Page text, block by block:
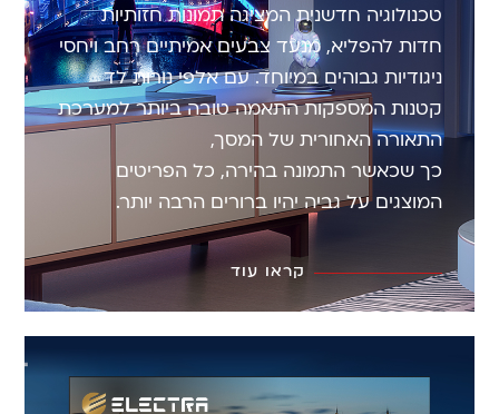
טכנולוגיה חדשנית המציגה תמונות חזותיות
חדות להפליא, מנעד צבעים אמיתיים רחב ויחסי
ניגודיות גבוהים במיוחד. עם אלפי נורות לד
קטנות המספקות התאמה טובה ביותר למערכת
התאורה האחורית של המסך,
כך שכאשר התמונה בהירה, כל הפריטים
המוצגים על גביה יהיו ברורים הרבה יותר.
קראו עוד